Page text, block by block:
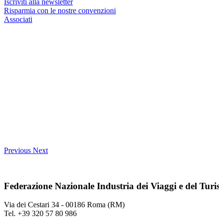
Risparmia con le nostre convenzioni
Associati
Previous Next
Federazione Nazionale Industria dei Viaggi e del
Via dei Cestari 34 - 00186 Roma (RM)
Tel. +39 320 57 80 986